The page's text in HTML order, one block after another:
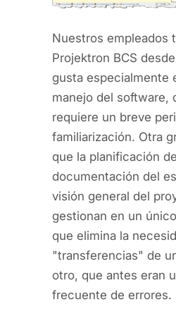
Nuestros empleados
Projektron BCS
gusta especialmente
manejo del software,
requiere un breve
familiarización. Otra
que la planificación
documentación del
visión general del
gestionan en un
que elimina la
"transferencias" de
otro, que antes eran
frecuente de errores.